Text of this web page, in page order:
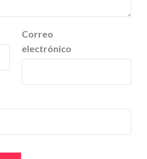
Correo
electrónico